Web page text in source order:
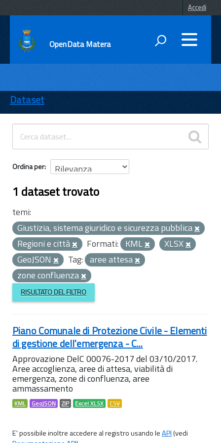
Accedi
OpenData Matera
ENTI
TEMI
INFORMAZIONI
Dataset
Ordina per
1 dataset trovato
temi:
Giustizia, sistema giuridico e sicurezza pubblica
Regioni e città
Formati: KML
XLSX
GeoJSON
Tag: aree attesa
zone confluenza
RISULTATO DEL FILTRO
Piano Comunale di Protezione Civile - Elementi
di gestione dell'emergenza - C...
Approvazione DelC 00076-2017 del 03/10/2017.
Aree accoglienza, aree di attesa, viabilità di
emergenza, zone di confluenza, aree
ammassamento
KML GeoJSON ZIP Excel XLSX CSV
E' possibile inoltre accedere al registro usando leAPI(vedi